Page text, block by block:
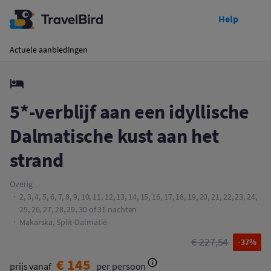
Help
Actuele aanbiedingen
Toon prijzen
5*-verblijf aan een idyllische
Dalmatische kust aan het
strand
Overig
2, 3, 4, 5, 6, 7, 8, 9, 10, 11, 12, 13, 14, 15, 16, 17, 18, 19, 20, 21, 22, 23, 24,
25, 26, 27, 28, 29, 30 of 31 nachten
Makarska, Split-Dalmatië
€ 227,54 -37%
prijs vanaf € 145 per persoon